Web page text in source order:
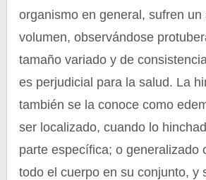
organismo en general, sufren un
volumen, observándose
tamaño variado y de
es perjudicial para la salud. La
también se la conoce como
ser localizado, cuando lo
parte específica; o generalizado
todo el cuerpo en su conjunto, y